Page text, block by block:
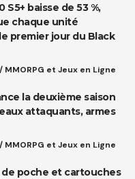
S5+ baisse de 53 %,
chaque unité
premier jour du Black
MMORPG et Jeux en Ligne
la deuxième saison
attaquants, armes
MMORPG et Jeux en Ligne
poche et cartouches